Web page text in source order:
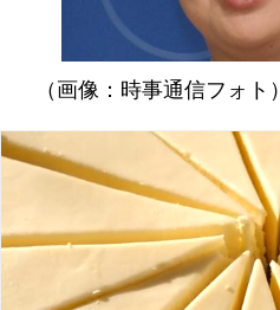
（画像：時事通信フォト）